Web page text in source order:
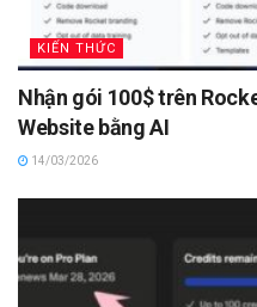
KIẾN THỨC
Nhận gói 100$ trên
Website bằng AI
14/03/2026